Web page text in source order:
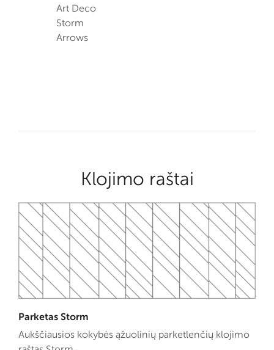
Art Deco
Storm
Arrows
Klojimo raštai
Parketas Storm
Aukščiausios kokybės ąžuolinių parketlenčių klojimo